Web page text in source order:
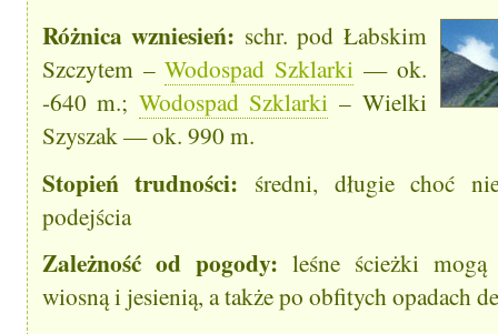
Różnica wzniesień: schr. pod Łabskim
Szczytem –Wodospad Szklarki — ok.
-640 m.; Wodospad Szklarki – Wielki
Szyszak — ok. 990 m.
Stopień trudności: średni, długie choć
podejścia
Zależność od pogody: leśne ścieżki mogą
wiosną i jesienią, a także po obfitych opadach